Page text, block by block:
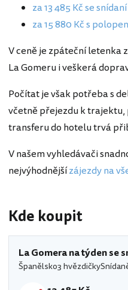
za 13 485 Kč se snídaní
za 15 880 Kč s
V ceně je zpáteční letenka
La Gomeru i veškerá
Počítat je však potřeba s
včetně přejezdu k trajektu,
transferu do hotelu trvá
V našem vyhledávači
nejvýhodnějšízájezdy na
Kde koupit
La Gomera na týden se
Španělsko3 hvězdičky